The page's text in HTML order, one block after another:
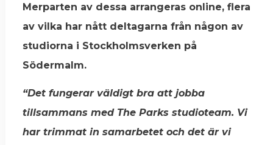
Merparten av dessa arrangeras online, flera
av vilka har nått deltagarna från någon av
studiorna i Stockholmsverken på
Södermalm.
“Det fungerar väldigt bra att jobba
tillsammans med The Parks studioteam. Vi
har trimmat in samarbetet och det är vi